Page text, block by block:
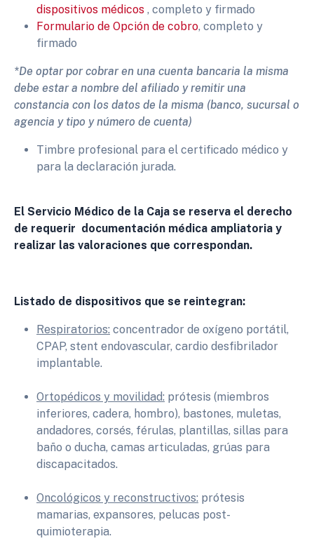
dispositivos médicos , completo y firmado
Formulario de Opción de cobro, completo y
firmado
*De optar por cobrar en una cuenta bancaria la misma
debe estar a nombre del afiliado y remitir una
constancia con los datos de la misma (banco, sucursal o
agencia y tipo y número de cuenta)
Timbre profesional para el certificado médico y
para la declaración jurada.
El Servicio Médico de la Caja se reserva el derecho
de requerir documentación médica ampliatoria y
realizar las valoraciones que correspondan.
Listado de dispositivos que se reintegran:
Respiratorios: concentrador de oxígeno portátil,
CPAP, stent endovascular, cardio desfibrilador
implantable.
Ortopédicos y movilidad: prótesis (miembros
inferiores, cadera, hombro), bastones, muletas,
andadores, corsés, férulas, plantillas, sillas para
baño o ducha, camas articuladas, grúas para
discapacitados.
Oncológicos y reconstructivos: prótesis
mamarias, expansores, pelucas post-
quimioterapia.